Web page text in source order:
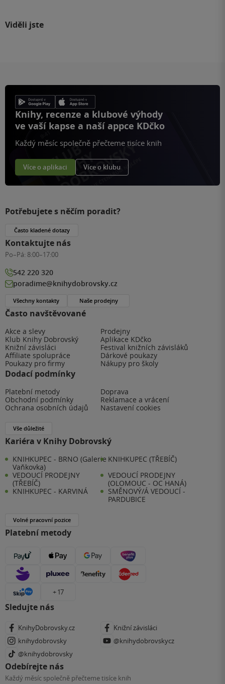
Viděli jste
Knihy, recenze a klubové výhody
ve vaší kapse a naší appce KDčko
Každý měsíc společně přečteme tisíce knih
Více o aplikaci Více o klubu
Často navštěvované
Akce a slevy
Prodejny
Klub Knihy Dobrovský
Aplikace KDčko
Knižní závisláci
Festival knižních závisláků
Affiliate spolupráce
Dárkové poukazy
Poukazy pro firmy
Nákupy pro školy
Dodací podmínky
Platební metody
Doprava
Obchodní podmínky
Reklamace a vrácení
Ochrana osobních údajů
Nastavení cookies
Vše důležité
Kariéra v Knihy Dobrovský
KNIHKUPEC - BRNO (Galerie
Vaňkovka)
KNIHKUPEC (TŘEBÍČ)
VEDOUCÍ PRODEJNY
(TŘEBÍČ)
VEDOUCÍ PRODEJNY
(OLOMOUC - OC HANÁ)
KNIHKUPEC - KARVINÁ
SMĚNOVÝ/Á VEDOUCÍ -
PARDUBICE
Volné pracovní pozice
Platební metody
+ 17
Sledujte nás
KnihyDobrovsky.cz
Knižní závisláci
knihydobrovsky
@knihydobrovskycz
@knihydobrovsky
Odebírejte nás
Každý měsíc společně přečteme tisíce knih
Potřebujete s něčím poradit?
Často kladené dotazy
Kontaktujte nás
Po–Pá: 8:00–17:00
542 220 320
poradime@knihydobrovsky.cz
Všechny kontakty Naše prodejny